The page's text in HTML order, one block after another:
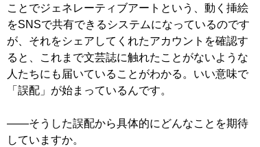
ことでジェネレーティブアートという、動く挿絵
をSNSで共有できるシステムになっているのです
が、それをシェアしてくれたアカウントを確認す
ると、これまで文芸誌に触れたことがないような
人たちにも届いていることがわかる。いい意味で
「誤配」が始まっているんです。
――そうした誤配から具体的にどんなことを期待
していますか。